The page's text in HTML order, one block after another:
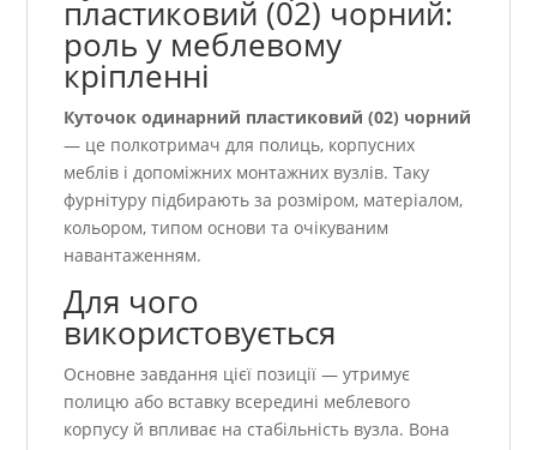
пластиковий (02) чорний:
роль у меблевому
кріпленні
Куточок одинарний пластиковий (02) чорний
— це полкотримач для полиць, корпусних
меблів і допоміжних монтажних вузлів. Таку
фурнітуру підбирають за розміром, матеріалом,
кольором, типом основи та очікуваним
навантаженням.
Для чого
використовується
Основне завдання цієї позиції — утримує
полицю або вставку всередині меблевого
корпусу й впливає на стабільність вузла. Вона